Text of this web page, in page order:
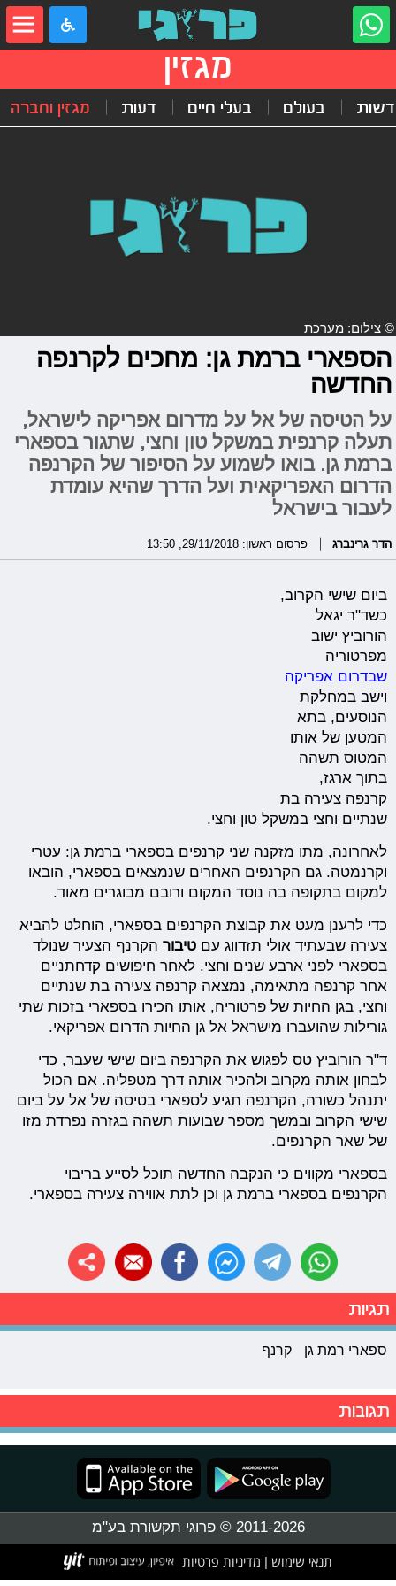
מגזין
בעולם בעלי חיים דעות מגזין וחברה
© צילום: מערכת
הספארי ברמת גן: מחכים לקרנפה
החדשה
על הטיסה של אל על מדרום אפריקה לישראל,
תעלה קרנפית במשקל טון וחצי, שתגור בספארי
ברמת גן. בואו לשמוע על הסיפור של הקרנפה
הדרום האפריקאית ועל הדרך שהיא עומדת
לעבור בישראל
הדר גרינברג פרסום ראשון: 29/11/2018, 13:50
ביום שישי הקרוב,
כשד"ר יגאל
הורוביץ ישוב
מפרטוריה
שבדרום אפריקה
וישב במחלקת
הנוסעים, בתא
המטען של אותו
המטוס תשהה
בתוך ארגז,
קרנפה צעירה בת
שנתיים וחצי במשקל טון וחצי.
לאחרונה, מתו מזקנה שני קרנפים בספארי ברמת גן: עטרי
וקרנמטה. גם הקרנפים האחרים שנמצאים בספארי, הובאו
למקום בתקופה בה נוסד המקום ורובם מבוגרים מאוד.
כדי לרענן מעט את קבוצת הקרנפים בספארי, הוחלט להביא
צעירה שבעתיד אולי תזדווג עםטיבור הקרנף הצעיר שנולד
בספארי לפני ארבע שנים וחצי. לאחר חיפושים קדחתניים
אחר קרנפה מתאימה, נמצאה קרנפה צעירה בת שנתיים
וחצי, בגן החיות של פרטוריה, אותו הכירו בספארי בזכות שתי
גורילות שהועברו מישראל אל גן החיות הדרום אפריקאי.
ד"ר הורוביץ טס לפגוש את הקרנפה ביום שישי שעבר, כדי
לבחון אותה מקרוב ולהכיר אותה דרך מטפליה. אם הכול
יתנהל כשורה, הקרנפה תגיע לספארי בטיסה של אל על ביום
שישי הקרוב ובמשך מספר שבועות תשהה בגזרה נפרדת מזו
של שאר הקרנפים.
בספארי מקווים כי הנקבה החדשה תוכל לסייע בריבוי
הקרנפים בספארי ברמת גן וכן לתת אווירה צעירה בספארי.
תגיות
ספארי רמת גן קרנף
תגובות
2011-2026 © פרוגי תקשורת בע"מ
תנאי שימוש מדיניות פרטיות